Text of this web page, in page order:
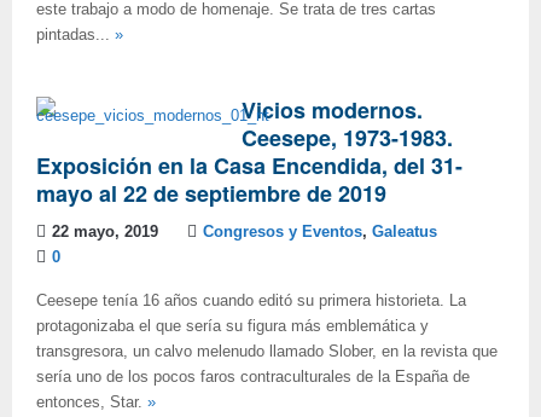
este trabajo a modo de homenaje. Se trata de tres cartas
pintadas... »
Vicios modernos.
Ceesepe, 1973-1983.
Exposición en la Casa Encendida, del 31-
mayo al 22 de septiembre de 2019
22 mayo, 2019 Congresos y Eventos, Galeatus
0
Ceesepe tenía 16 años cuando editó su primera historieta. La
protagonizaba el que sería su figura más emblemática y
transgresora, un calvo melenudo llamado Slober, en la revista que
sería uno de los pocos faros contraculturales de la España de
entonces, Star. »